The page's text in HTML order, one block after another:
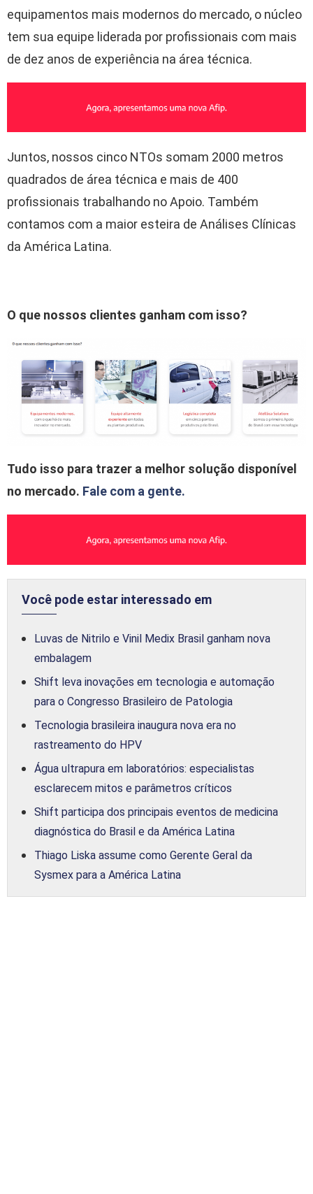
equipamentos mais modernos do mercado, o núcleo
tem sua equipe liderada por profissionais com mais
de dez anos de experiência na área técnica.
Juntos, nossos cinco NTOs somam 2000 metros
quadrados de área técnica e mais de 400
profissionais trabalhando no Apoio. Também
contamos com a maior esteira de Análises Clínicas
da América Latina.
O que nossos clientes ganham com isso?
Tudo isso para trazer a melhor solução disponível
no mercado. Fale com a gente.
Você pode estar interessado em
Luvas de Nitrilo e Vinil Medix Brasil ganham nova
embalagem
Shift leva inovações em tecnologia e automação
para o Congresso Brasileiro de Patologia
Tecnologia brasileira inaugura nova era no
rastreamento do HPV
Água ultrapura em laboratórios: especialistas
esclarecem mitos e parâmetros críticos
Shift participa dos principais eventos de medicina
diagnóstica do Brasil e da América Latina
Thiago Liska assume como Gerente Geral da
Sysmex para a América Latina